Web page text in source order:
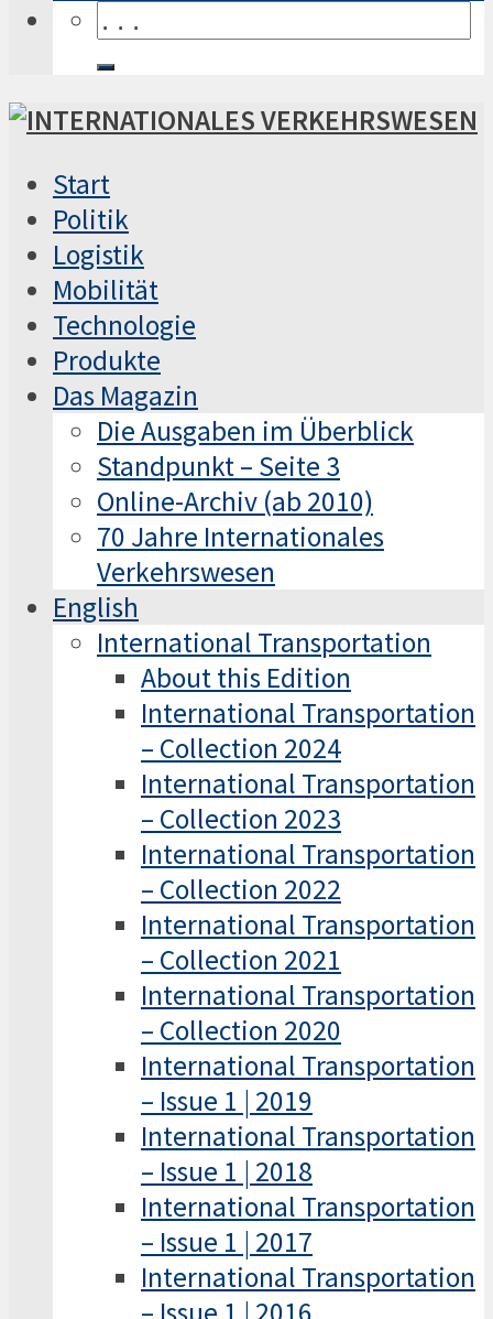
Start
Politik
Logistik
Mobilität
Technologie
Produkte
Das Magazin
Die Ausgaben im Überblick
Standpunkt – Seite 3
Online-Archiv (ab 2010)
70 Jahre Internationales
Verkehrswesen
English
International Transportation
About this Edition
International Transportation
– Collection 2024
International Transportation
– Collection 2023
International Transportation
– Collection 2022
International Transportation
– Collection 2021
International Transportation
– Collection 2020
International Transportation
– Issue 1 | 2019
International Transportation
– Issue 1 | 2018
International Transportation
– Issue 1 | 2017
International Transportation